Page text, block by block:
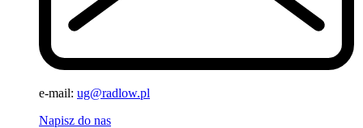
e-mail: ug@radlow.pl
Napisz do nas